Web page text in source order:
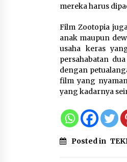
mereka harus
Film Zootopia
anak maupun
usaha keras
persahabatan
dengan
film yang
yang kadarnya
Posted in